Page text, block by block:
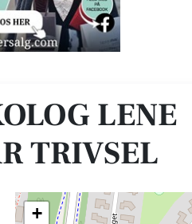
LENE
TRIVSEL
+